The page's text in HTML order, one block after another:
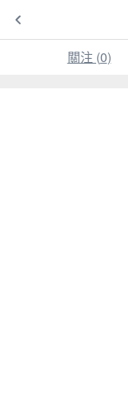
關注 (0)